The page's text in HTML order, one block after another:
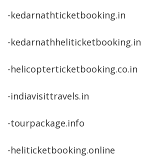
-kedarnathticketbooking.in
-kedarnathheliticketbooking.in
-helicopterticketbooking.co.in
-indiavisittravels.in
-tourpackage.info
-heliticketbooking.online